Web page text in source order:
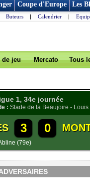
Coupe d'Europe Les
Buteurs | Calendrier |
de jeu Mercato Tous
1, 34e journée
: Stade de la Beaujoire -
3 0
(79e)